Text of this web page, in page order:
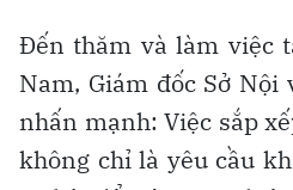
Đến thăm và làm việc
Nam, Giám đốc Sở Nội
nhấn mạnh: Việc sắp
không chỉ là yêu cầu